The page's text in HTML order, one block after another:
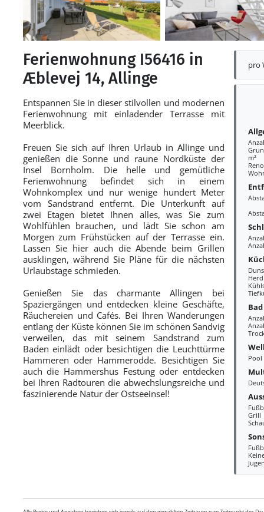
pro
m²
Herd
Bad
Pool
Grill
Ferienwohnung I56416 in
Æblevej 14, Allinge
Entspannen Sie in dieser stilvollen und modernen
Ferienwohnung mit einladender Terrasse mit
Meerblick.
Freuen Sie sich auf Ihren Urlaub in Allinge und
genießen die Sonne und raune Nordküste der
Insel Bornholm. Die helle und gemütliche
Ferienwohnung befindet sich in einem
Wohnkomplex und nur wenige hundert Meter
vom Sandstrand entfernt. Die Unterkunft auf
zwei Etagen bietet Ihnen alles, was Sie zum
Wohlfühlen brauchen, und lädt Sie schon am
Morgen zum Frühstücken auf der Terrasse ein.
Lassen Sie hier auch die Abende beim Grillen
ausklingen, während Sie Pläne für die nächsten
Urlaubstage schmieden.
Genießen Sie das charmante Allingen bei
Spaziergängen und entdecken kleine Geschäfte,
Räuchereien und Cafés. Bei Ihren Wanderungen
entlang der Küste können Sie im schönen Sandvig
verweilen, das mit seinem Sandstrand zum
Baden einlädt oder besichtigen die Leuchttürme
Hammeren oder Hammerodde. Besichtigen Sie
auch die Hammershus Festung oder entdecken
bei Ihren Radtouren die abwechslungsreiche und
faszinierende Natur der Ostseeinsel!